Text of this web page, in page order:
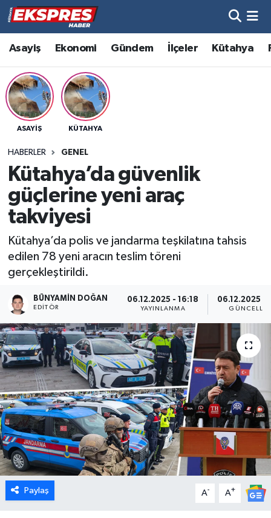
Asayiş Ekonomi Gündem İlçeler Kütahya
ASAYIŞ KÜTAHYA
HABERLER GENEL
Kütahya’da güvenlik
güçlerine yeni araç
takviyesi
Kütahya’da polis ve jandarma teşkilatına tahsis
edilen 78 yeni aracın teslim töreni
gerçekleştirildi.
BÜNYAMIN DOĞAN
EDITÖR
06.12.2025 - 16:18
YAYINLANMA
06.12.2025 -
Paylaş A- A+
Altıntaş
Asayiş
Aslanapa
Bölge
Çavdarhisar
Dumlupınar
Dünya
Eğitim
Ekonomi
Emet
Foto Galeri
Gediz
Genel
Hava Durumu
Trafik Durumu
Süper Lig Puan Durumu ve Fikstür
Son Dakika Haberleri
Haber Arşivi